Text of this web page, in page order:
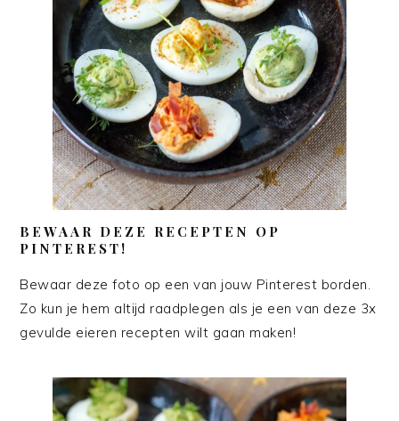
BEWAAR DEZE RECEPTEN OP
PINTEREST!
Bewaar deze foto op een van jouw Pinterest borden.
Zo kun je hem altijd raadplegen als je een van deze 3x
gevulde eieren recepten wilt gaan maken!